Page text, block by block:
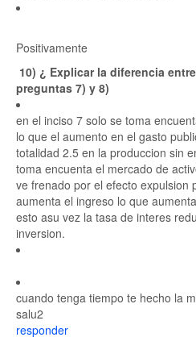
Positivamente
10) ¿ Explicar la diferencia
preguntas 7) y 8)
en el inciso 7 solo se toma
lo que el aumento en el gasto
totalidad 2.5 en la produccion sin
toma encuenta el mercado de
ve frenado por el efecto expulsion
aumenta el ingreso lo que
esto asu vez la tasa de interes
inversion.
cuando tenga tiempo te hecho la
salu2
responder